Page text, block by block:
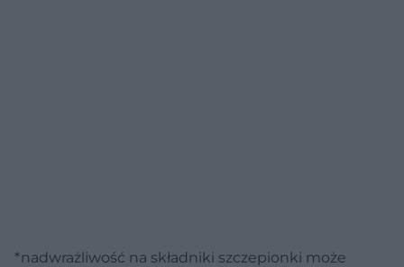
*nadwrażliwość na składniki szczepionki może